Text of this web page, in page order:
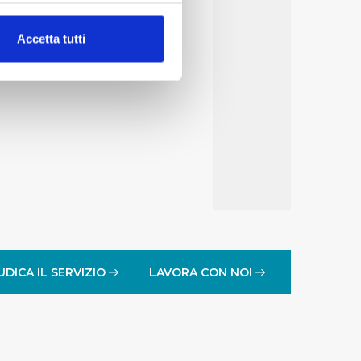
(impronte
Accetta tutti
IL SERVIZIO LAVORA CON NOI